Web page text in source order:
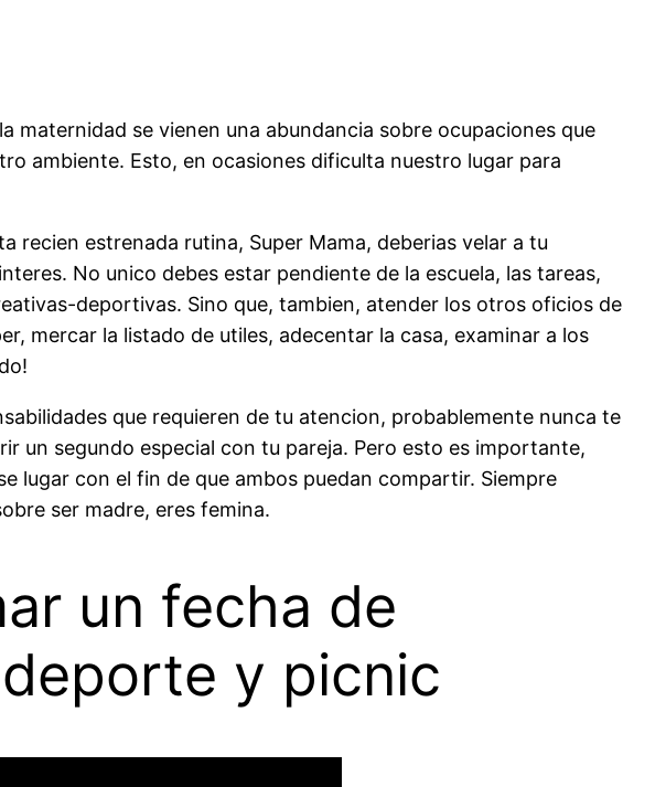
maternidad se vienen una abundancia sobre ocupaciones que
ambiente. Esto, en ocasiones dificulta nuestro lugar para
recien estrenada rutina, Super Mama, deberias velar a tu
No unico debes estar pendiente de la escuela, las tareas,
deportivas. Sino que, tambien, atender los otros oficios de
mercar la listado de utiles, adecentar la casa, examinar a los
que requieren de tu atencion, probablemente nunca te
un segundo especial con tu pareja. Pero esto es importante,
lugar con el fin de que ambos puedan compartir. Siempre
ser madre, eres femina.
un fecha de
y picnic